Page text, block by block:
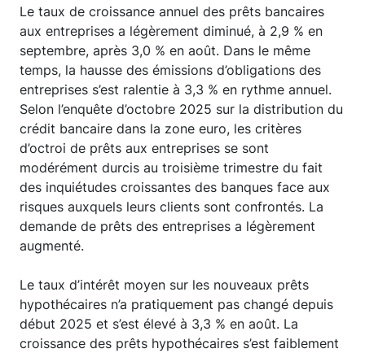
Le taux de croissance annuel des prêts bancaires
aux entreprises a légèrement diminué, à 2,9 % en
septembre, après 3,0 % en août. Dans le même
temps, la hausse des émissions d’obligations des
entreprises s’est ralentie à 3,3 % en rythme annuel.
Selon l’enquête d’octobre 2025 sur la distribution du
crédit bancaire dans la zone euro, les critères
d’octroi de prêts aux entreprises se sont
modérément durcis au troisième trimestre du fait
des inquiétudes croissantes des banques face aux
risques auxquels leurs clients sont confrontés. La
demande de prêts des entreprises a légèrement
augmenté.
Le taux d’intérêt moyen sur les nouveaux prêts
hypothécaires n’a pratiquement pas changé depuis
début 2025 et s’est élevé à 3,3 % en août. La
croissance des prêts hypothécaires s’est faiblement